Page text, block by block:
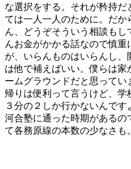
な選択をする。それが矜持だ
ては一人一人のために。だか
ん、どうぞそういう相談もし
んお金がかかる話なので慎重
が、いらんものはいらんし、
は他で補えばいい。僕らは家
ームグラウンドだと思ってい
帰りは便利って言うけど、学
３分の２しか行かないんです
河合塾に通った時期があるの
て各務原線の本数の少なさも